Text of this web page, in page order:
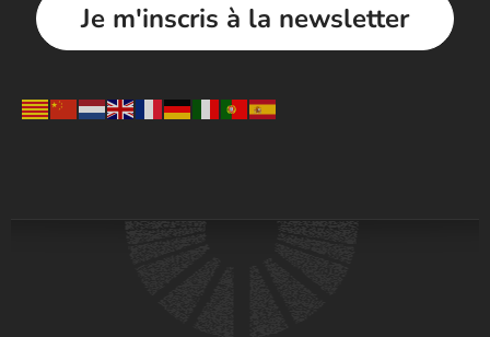
Je m'inscris à la newsletter